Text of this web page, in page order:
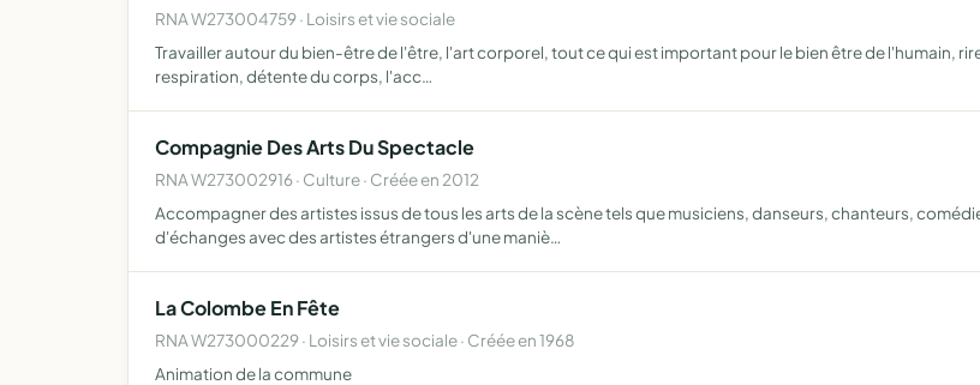
RNA W273004759 · Loisirs et vie sociale
Travailler autour du bien-être de l'être, l'art corporel, tout ce qui est important pour le bien être de l'humain,
respiration, détente du corps, l'acc…
Compagnie Des Arts Du Spectacle
RNA W273002916 · Culture · Créée en 2012
Accompagner des artistes issus de tous les arts de la scène tels que musiciens, danseurs, chanteurs,
d'échanges avec des artistes étrangers d'une maniè…
La Colombe En Fête
RNA W273000229 · Loisirs et vie sociale · Créée en 1968
Animation de la commune